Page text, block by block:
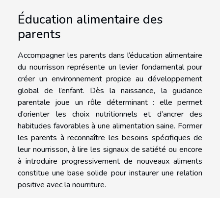
Éducation alimentaire des
parents
Accompagner les parents dans l’éducation alimentaire
du nourrisson représente un levier fondamental pour
créer un environnement propice au développement
global de l’enfant. Dès la naissance, la guidance
parentale joue un rôle déterminant : elle permet
d’orienter les choix nutritionnels et d’ancrer des
habitudes favorables à une alimentation saine. Former
les parents à reconnaître les besoins spécifiques de
leur nourrisson, à lire les signaux de satiété ou encore
à introduire progressivement de nouveaux aliments
constitue une base solide pour instaurer une relation
positive avec la nourriture.